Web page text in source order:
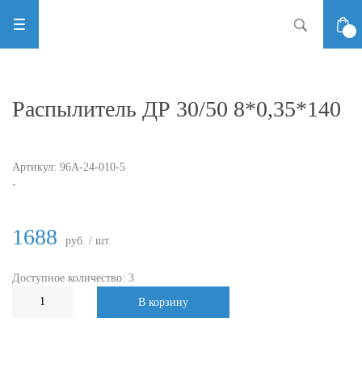
Распылитель ДР 30/50 8*0,35*140
Артикул: 96А-24-010-5
-
1688 руб. / шт.
Доступное количество: 3
В корзину